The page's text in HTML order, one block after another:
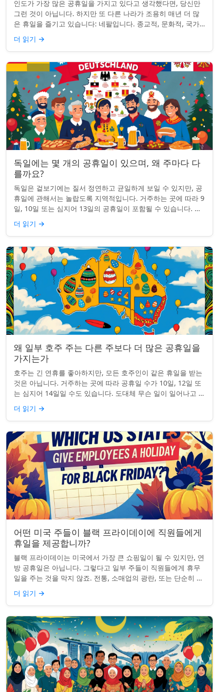
인도가 가장 많은 공휴일을 가지고 있다고 생각했다면, 당신만
그런 것이 아닙니다. 하지만 또 다른 나라가 조용히 매년 더 많
은 휴일을 즐기고 있습니다: 네팔입니다. 종교적, 문화적, 국가
적 기념일이 혼합된 네팔은 현...
더 읽기 →
독일에는 몇 개의 공휴일이 있으며, 왜 주마다 다
를까요?
독일은 겉보기에는 질서 정연하고 균일하게 보일 수 있지만, 공
휴일에 관해서는 놀랍도록 지역적입니다. 거주하는 곳에 따라 9
일, 10일 또는 심지어 13일의 공휴일이 포함될 수 있습니다. 왜
그런 걸까요? 간단한 통찰...
더 읽기 →
왜 일부 호주 주는 다른 주보다 더 많은 공휴일을
가지는가
호주는 긴 연휴를 좋아하지만, 모든 호주인이 같은 휴일을 받는
것은 아닙니다. 거주하는 곳에 따라 공휴일 수가 10일, 12일 또
는 심지어 14일일 수도 있습니다. 도대체 무슨 일이 일어나고 있
는 걸까요? 왜 일부 ...
더 읽기 →
어떤 미국 주들이 블랙 프라이데이에 직원들에게
휴일을 제공합니까?
블랙 프라이데이는 미국에서 가장 큰 쇼핑일이 될 수 있지만, 연
방 공휴일은 아닙니다. 그렇다고 일부 주들이 직원들에게 휴무
일을 주는 것을 막지 않죠. 전통, 소매업의 광란, 또는 단순히 추
수감사절을 연장하는 것과 관...
더 읽기 →